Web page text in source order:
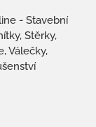
- Stavební
Stěrky,
Válečky,